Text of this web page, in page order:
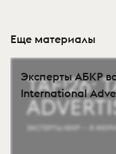
Еще материалы
Эксперты АБКР
International